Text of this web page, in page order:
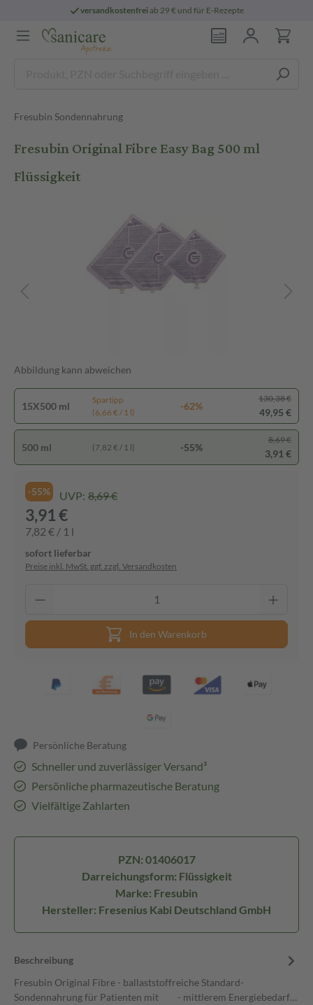
versandkostenfreiab 29 € und für E-Rezepte
Fresubin Sondennahrung
Fresubin Original Fibre Easy Bag 500 ml
Flüssigkeit
Abbildung kann abweichen
15X500 ml
Spartipp
(6,66 € / 1 l)
-62%
130,38 €
49,95 €
500 ml (7,82 € / 1 l) -55%
8,69 €
3,91 €
-55% UVP: 8,69 €
3,91 €
7,82 € / 1 l
sofort lieferbar
Preise inkl. MwSt. ggf. zzgl. Versandkosten
In den Warenkorb
Persönliche Beratung
Schneller und zuverlässiger Versand³
Persönliche pharmazeutische Beratung
Vielfältige Zahlarten
PZN: 01406017
Darreichungsform: Flüssigkeit
Marke: Fresubin
Hersteller: Fresenius Kabi Deutschland GmbH
Beschreibung
Fresubin Original Fibre - ballaststoffreiche Standard-
Sondennahrung für Patienten mit - mittlerem Energiebedarf…